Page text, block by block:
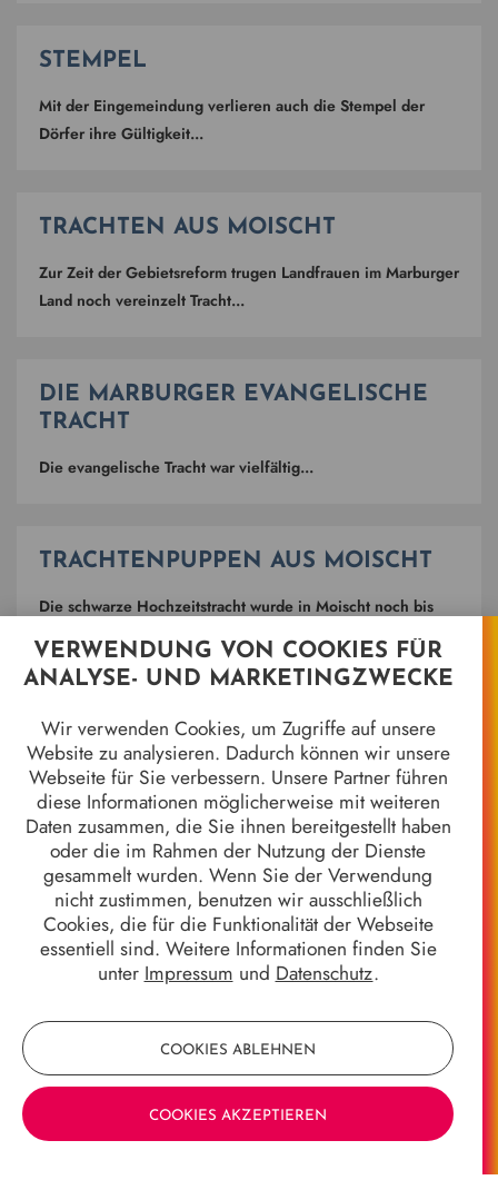
STEMPEL
Mit der Eingemeindung verlieren auch die Stempel der
Dörfer ihre Gültigkeit...
TRACHTEN AUS MOISCHT
Zur Zeit der Gebietsreform trugen Landfrauen im Marburger
Land noch vereinzelt Tracht...
DIE MARBURGER EVANGELISCHE
TRACHT
Die evangelische Tracht war vielfältig...
TRACHTENPUPPEN AUS MOISCHT
Die schwarze Hochzeitstracht wurde in Moischt noch bis
VERWENDUNG VON COOKIES FÜR
ANALYSE- UND MARKETINGZWECKE
Wir verwenden Cookies, um Zugriffe auf unsere
Website zu analysieren. Dadurch können wir unsere
Webseite für Sie verbessern. Unsere Partner führen
diese Informationen möglicherweise mit weiteren
Daten zusammen, die Sie ihnen bereitgestellt haben
oder die im Rahmen der Nutzung der Dienste
gesammelt wurden. Wenn Sie der Verwendung
nicht zustimmen, benutzen wir ausschließlich
Cookies, die für die Funktionalität der Webseite
essentiell sind. Weitere Informationen finden Sie
unter Impressum und Datenschutz.
COOKIES ABLEHNEN
COOKIES AKZEPTIEREN
Unsere Kontaktdaten
Magistrat der Universitätsstadt Marburg
Fachdienst Kultur
Gerhard-Jahn-Platz 1
35037 Marburg
E-Mail:kultur@marburg-stadt.de
Quicklinks
Jahrhundertgalerie